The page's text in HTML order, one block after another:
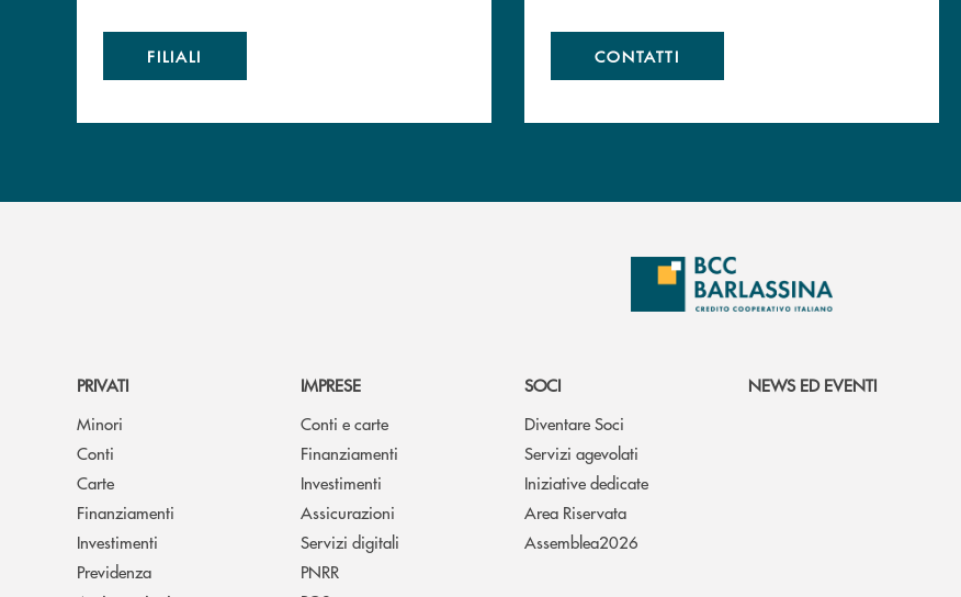
FILIALI CONTATTI
PRIVATI
Minori
Conti
Carte
Finanziamenti
Investimenti
Previdenza
IMPRESE
Conti e carte
Finanziamenti
Investimenti
Assicurazioni
Servizi digitali
PNRR
SOCI
Diventare Soci
Servizi agevolati
Iniziative dedicate
Area Riservata
Assemblea2026
NEWS ED EVENTI